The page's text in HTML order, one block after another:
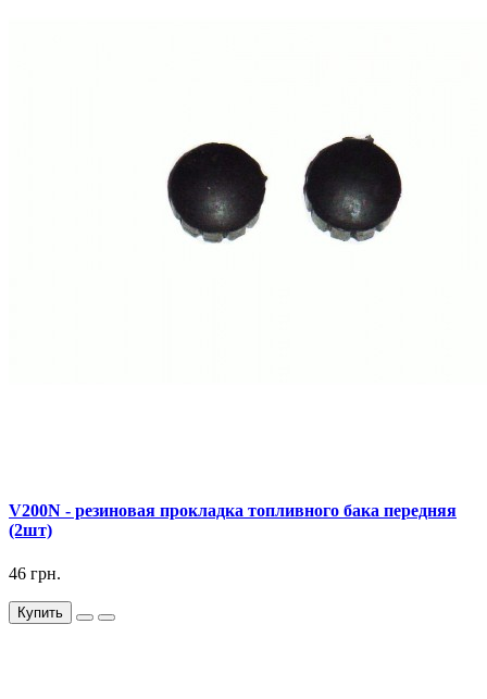
V200N - резиновая прокладка топливного бака передняя
(2шт)
46 грн.
Купить